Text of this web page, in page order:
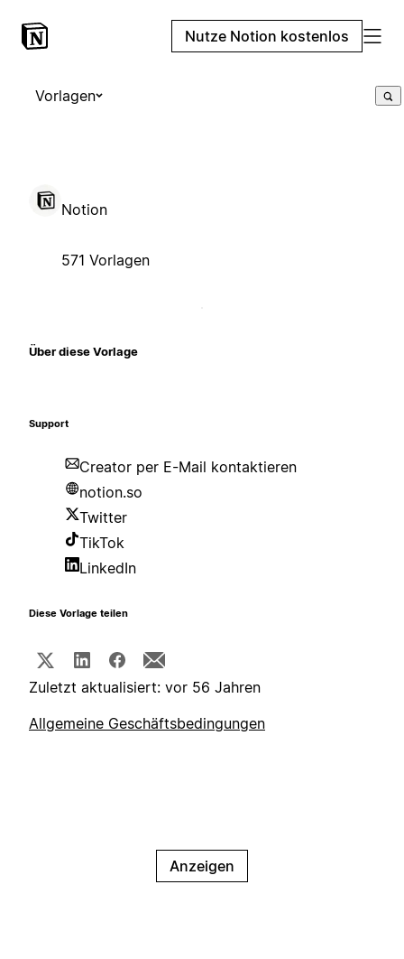
Nutze Notion kostenlos
Vorlagen
Notion
571 Vorlagen
Über diese Vorlage
Support
Creator per E-Mail kontaktieren
notion.so
Twitter
TikTok
LinkedIn
Diese Vorlage teilen
Zuletzt aktualisiert: vor 56 Jahren
Allgemeine Geschäftsbedingungen
Anzeigen